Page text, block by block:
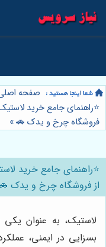
صفحه
⭐️راهنمای جامع خرید
فروشگاه چرخ و یدک 🚗»
⭐️راهنمای جامع خرید
از فروشگاه چرخ و یدک
لاستیک، به عنوان
بسزایی در ایمنی،